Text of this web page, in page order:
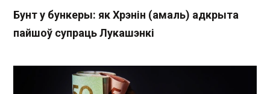
Бунт у бункеры: як Хрэнін (амаль) адкрыта
пайшоў супраць Лукашэнкі